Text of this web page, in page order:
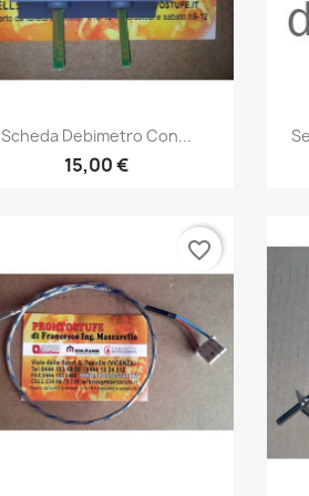
Anteprima
Scheda Debimetro Con...
15,00 €
favorite_border